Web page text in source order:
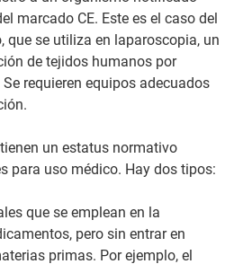
marcado CE. Este es el caso del
que se utiliza en laparoscopia, un
de tejidos humanos por
requieren equipos adecuados
un estatus normativo
para uso médico. Hay dos tipos:
que se emplean en la
pero sin entrar en
primas. Por ejemplo, el